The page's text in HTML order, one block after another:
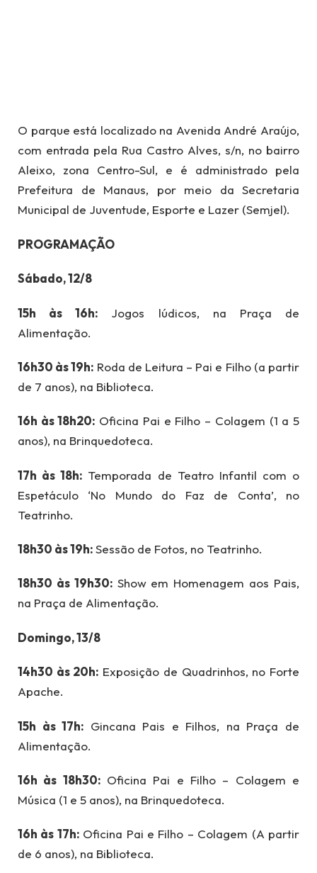
O parque está localizado na Avenida André Araújo,
com entrada pela Rua Castro Alves, s/n, no bairro
Aleixo, zona Centro-Sul, e é administrado pela
Prefeitura de Manaus, por meio da Secretaria
Municipal de Juventude, Esporte e Lazer (Semjel).
PROGRAMAÇÃO
Sábado, 12/8
15h às 16h: Jogos lúdicos, na Praça de
Alimentação.
16h30 às 19h: Roda de Leitura – Pai e Filho (a partir
de 7 anos), na Biblioteca.
16h às 18h20: Oficina Pai e Filho – Colagem (1 a 5
anos), na Brinquedoteca.
17h às 18h: Temporada de Teatro Infantil com o
Espetáculo ‘No Mundo do Faz de Conta’, no
Teatrinho.
18h30 às 19h:Sessão de Fotos, no Teatrinho.
18h30 às 19h30: Show em Homenagem aos Pais,
na Praça de Alimentação.
Domingo, 13/8
14h30 às 20h: Exposição de Quadrinhos, no Forte
Apache.
15h às 17h: Gincana Pais e Filhos, na Praça de
Alimentação.
16h às 18h30: Oficina Pai e Filho – Colagem e
Música (1 e 5 anos), na Brinquedoteca.
16h às 17h: Oficina Pai e Filho – Colagem (A partir
de 6 anos), na Biblioteca.